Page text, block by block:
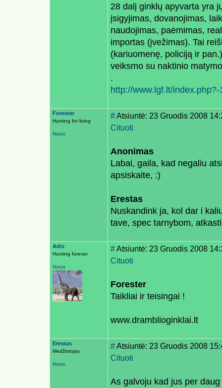
28 dalį ginklų apyvarta yra
įsigyjimas, dovanojimas,
naudojimas, paėmimas,
importas (įvežimas). Tai
(kariuomenę, policiją ir
veiksmo su naktinio
.
http://www.lgf.lt/
Forester
Hunting for living
Narys
#Atsiuntė: 23 Gruodis 2008
Cituoti
Anonimas
Labai, gaila, kad negaliu
apsiskaite, :)
Erestas
Nuskandink ja, kol dar i
tave, spec tarnybom,
Adis
Hunting forever
Narys
#Atsiuntė: 23 Gruodis 2008
Cituoti
Forester
Taikliai ir teisingai !
www.dramblioginklai.lt
Erestas
Medžiotojas
Narys
#Atsiuntė: 23 Gruodis 2008
Cituoti
As galvoju kad jus per